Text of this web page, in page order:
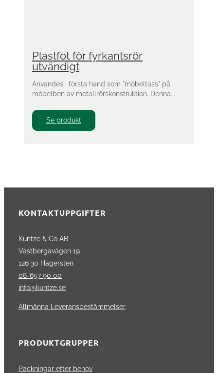
Plastfot för fyrkantsrör
utvändigt
Användes i första hand som "möbeltass" på
möbelben av metallrörskonstruktion. Denna...
Se produkt
KONTAKTUPPGIFTER
Kuntze & Co AB
Västbergavägen 19
126 30 Hägersten
08-657 90 00
info@kuntze.se
Allmänna Leveransbestämmelser
PRODUKTGRUPPER
Packningar efter behov